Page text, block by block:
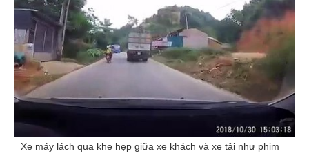
Xe máy lách qua khe hẹp giữa xe khách và xe tải như phim